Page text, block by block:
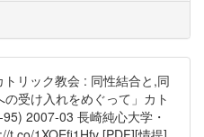
トリック教会 : 同性結合と,同
受け入れをめぐって」カト
2007-03 長崎純心大学・